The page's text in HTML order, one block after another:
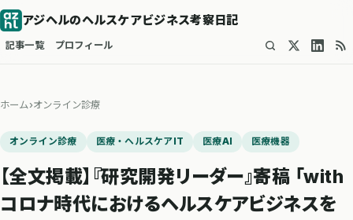
アジヘルのヘルスケアビジネス考察日記
記事一覧 プロフィール
ホーム›オンライン診療
オンライン診療 医療・ヘルスケアIT 医療AI 医療機器
【全文掲載】『研究開発リーダー』寄稿 「with
コロナ時代におけるヘルスケアビジネスを